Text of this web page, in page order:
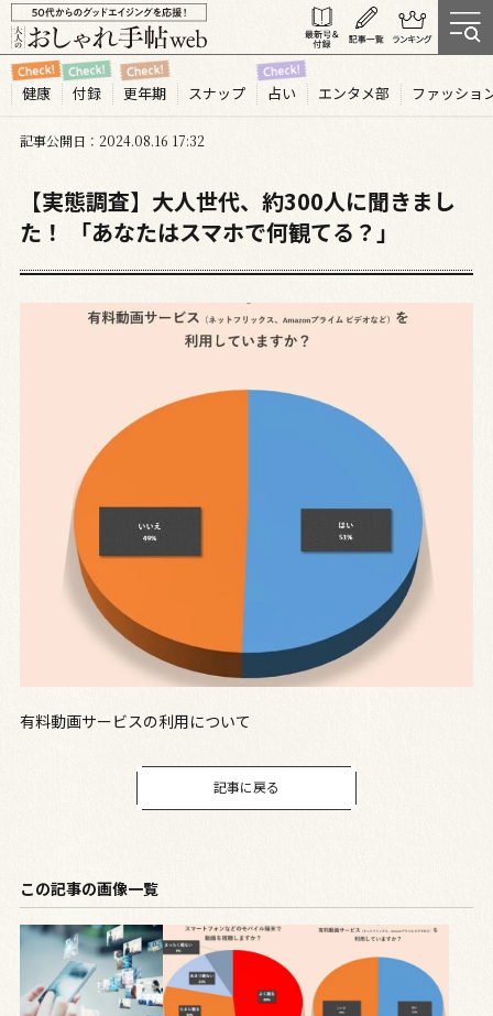
健康 付録 更年期 スナップ 占い エンタメ部 ファッショ
記事公開日 2024.08 16 17:32
【実態調査】大人世代、約300人に聞きまし
た！ 「あなたはスマホで何観てる？」
有料動画サービスの利用について
記事に戻る
この記事の画像一覧